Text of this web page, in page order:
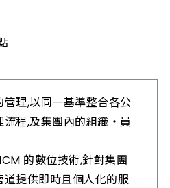
理,以同一基準整合各公
程,及集團內的組織・員
的數位技術,針對集團
提供即時且個人化的服